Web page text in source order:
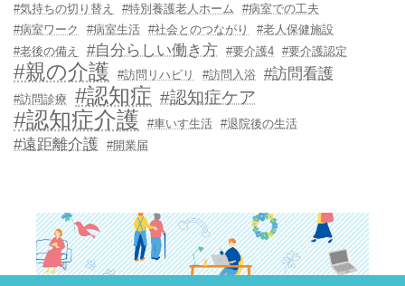
#気持ちの切り替え #特別養護老人ホーム
#病室での工夫
#病室ワーク
#病室生活 #社会とのつながり
#老人保健施設
#老後の備え
#自分らしい働き方 #要介護4 #要介護認定
#親の介護 #訪問リハビリ #訪問入浴 #訪問看護
#訪問診療 #認知症 #認知症ケア
#認知症介護 #車いす生活 #退院後の生活
#遠距離介護 #開業届